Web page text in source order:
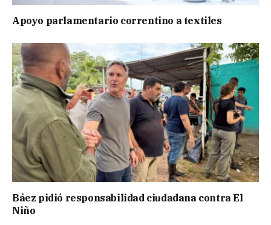
Apoyo parlamentario correntino a textiles
Báez pidió responsabilidad ciudadana contra El
Niño